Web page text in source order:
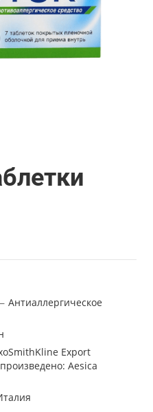
Антиаллергическое
Export
Aesica